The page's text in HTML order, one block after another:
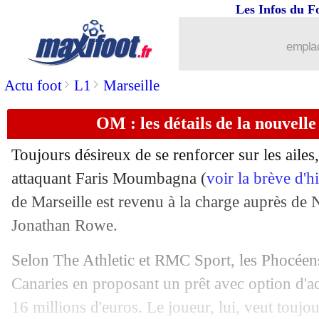
Actu foot> L1 > Marseille
Les Infos du
OM : les détails de la
Toujours désireux de se renforcer sur les
attaquant Faris Moumbagna (voir la brève
de Marseille est revenu à la charge auprès
Jonathan Rowe.
Selon The Athletic et RMC Sport, les
Canaries en proposant un prêt avec option
16 millions d'euros. Le joueur, lui, veut
Sociedad : Zubimendi va bien rester
20/08 Milan: Bennacer, une offre
20/08 Man Utd: Eriksen de retour à l'Ajax ?
20/08 Arsenal : trois portes de sortie pour
20/08 Real
20/08 Nice: Lotomba veut partir
OM : comment Kondogbia a